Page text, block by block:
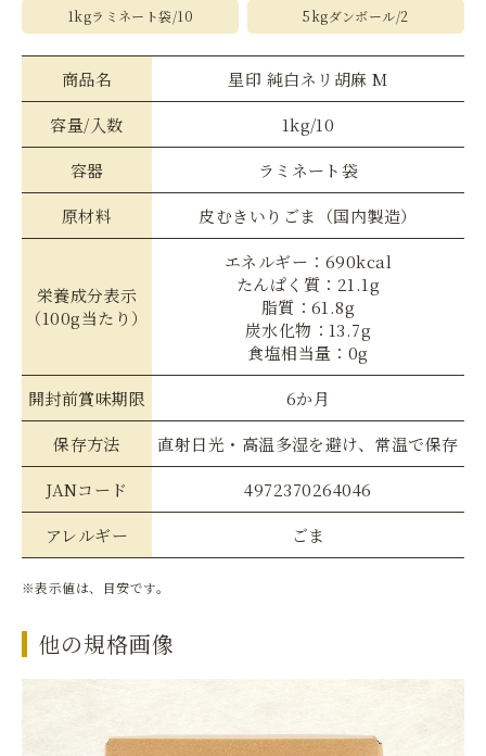
1kgラミネート袋/10 5kgダンボール/2
商品名
星印 純白ネリ胡麻 M
容量/入数
1kg/10
容器
ラミネート袋
原材料
皮むきいりごま（国内製造）
栄養成分表示
（100g当たり）
エネルギー：690kcal
たんぱく質：21.1g
脂質：61.8g
炭水化物：13.7g
食塩相当量：0g
開封前賞味期限
6か月
保存方法
直射日光・高温多湿を避け、常温で保存
JANコード
4972370264046
アレルギー
ごま
※表示値は、目安です。
他の規格画像